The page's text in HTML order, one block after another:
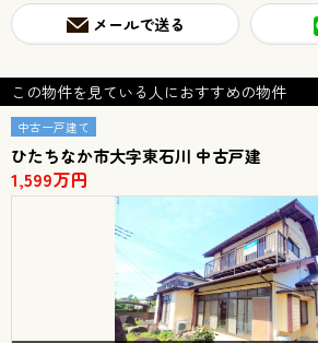
メールで送る
この物件を見ている人におすすめの物件
中古一戸建て
ひたちなか市大字東石川 中古戸建
1,599万円